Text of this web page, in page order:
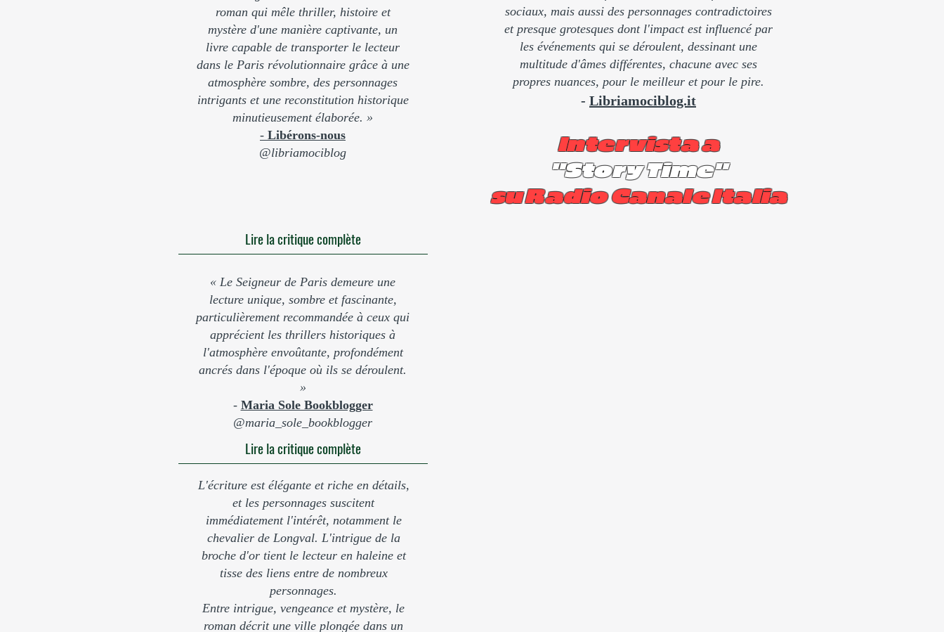
roman qui mêle thriller, histoire et
mystère d'une manière captivante, un
livre capable de transporter le lecteur
dans le Paris révolutionnaire grâce à une
atmosphère sombre, des personnages
intrigants et une reconstitution historique
minutieusement élaborée. »
- Libérons-nous
@libriamociblog
sociaux, mais aussi des personnages contradictoires
et presque grotesques dont l'impact est influencé par
les événements qui se déroulent, dessinant une
multitude d'âmes différentes, chacune avec ses
propres nuances, pour le meilleur et pour le pire.
- Libriamociblog.it
Intervista a
"Story Time"
su Radio Canale Italia
Lire la critique complète
« Le Seigneur de Paris demeure une
lecture unique, sombre et fascinante,
particulièrement recommandée à ceux qui
apprécient les thrillers historiques à
l'atmosphère envoûtante, profondément
ancrés dans l'époque où ils se déroulent.
»
- Maria Sole Bookblogger
@maria_sole_bookblogger
Lire la critique complète
L'écriture est élégante et riche en détails,
et les personnages suscitent
immédiatement l'intérêt, notamment le
chevalier de Longval. L'intrigue de la
broche d'or tient le lecteur en haleine et
tisse des liens entre de nombreux
personnages.
Entre intrigue, vengeance et mystère, le
roman décrit une ville plongée dans un